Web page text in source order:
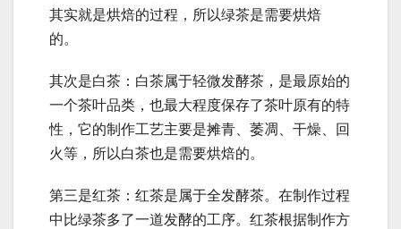
其实就是烘焙的过程，所以绿茶是需要烘焙
的。
其次是白茶：白茶属于轻微发酵茶，是最原始的
一个茶叶品类，也最大程度保存了茶叶原有的特
性，它的制作工艺主要是摊青、萎凋、干燥、回
火等，所以白茶也是需要烘焙的。
第三是红茶：红茶是属于全发酵茶。在制作过程
中比绿茶多了一道发酵的工序。红茶根据制作方